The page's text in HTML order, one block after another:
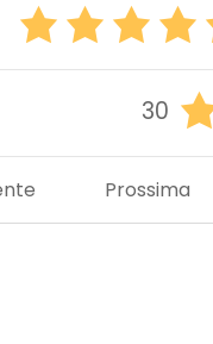
30
Prossima